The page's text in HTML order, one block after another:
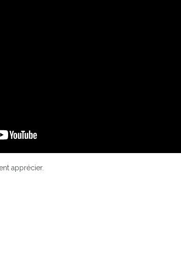
apprécier.